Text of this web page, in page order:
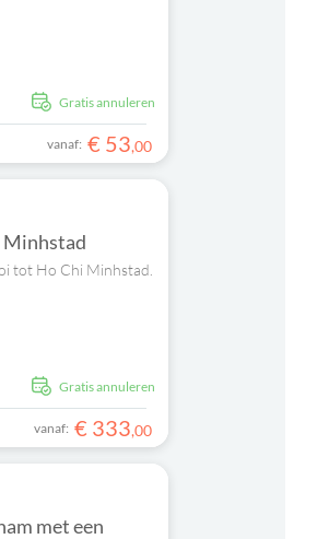
Gratis annuleren
vanaf: € 53,00
Minhstad
tot Ho Chi Minhstad.
Gratis annuleren
vanaf: € 333,00
met een